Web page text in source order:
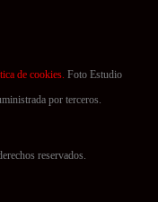
de cookies. Foto Estudio
por terceros.
reservados.